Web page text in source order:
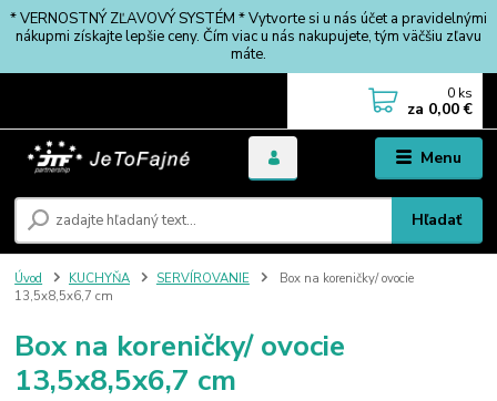
* VERNOSTNÝ ZĽAVOVÝ SYSTÉM * Vytvorte si u nás účet a pravidelnými
nákupmi získajte lepšie ceny. Čím viac u nás nakupujete, tým väčšiu zľavu
máte.
Menu
Hľadať
0 ks
za 0,00 €
Úvod KUCHYŇA SERVÍROVANIE
Box na koreničky/ ovocie
13,5x8,5x6,7 cm
Box na koreničky/ ovocie
13,5x8,5x6,7 cm